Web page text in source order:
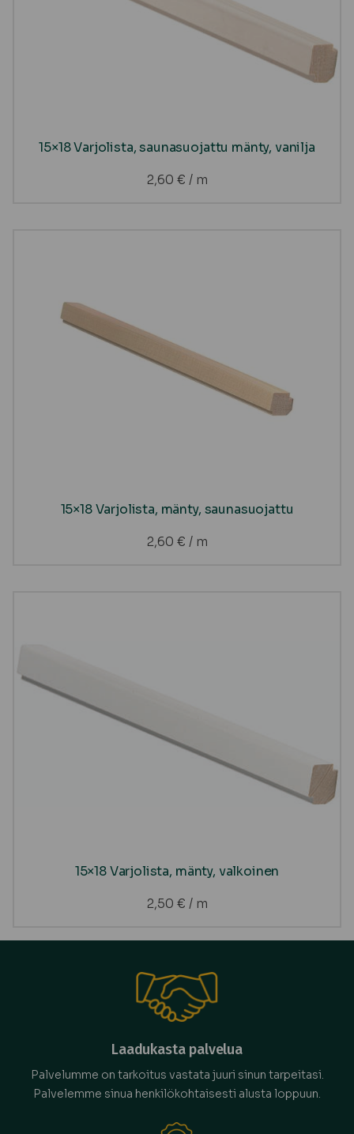
15×18 Varjolista, saunasuojattu mänty, vanilja
2,60 € / m
15×18 Varjolista, mänty, saunasuojattu
2,60 € / m
15×18 Varjolista, mänty, valkoinen
2,50 € / m
Laadukasta palvelua
Palvelumme on tarkoitus vastata juuri sinun tarpeitasi.
Palvelemme sinua henkilökohtaisesti alusta loppuun.